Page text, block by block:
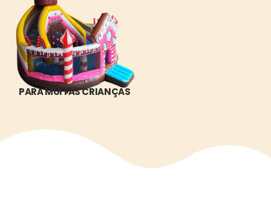
PARA MUITAS CRIANÇAS